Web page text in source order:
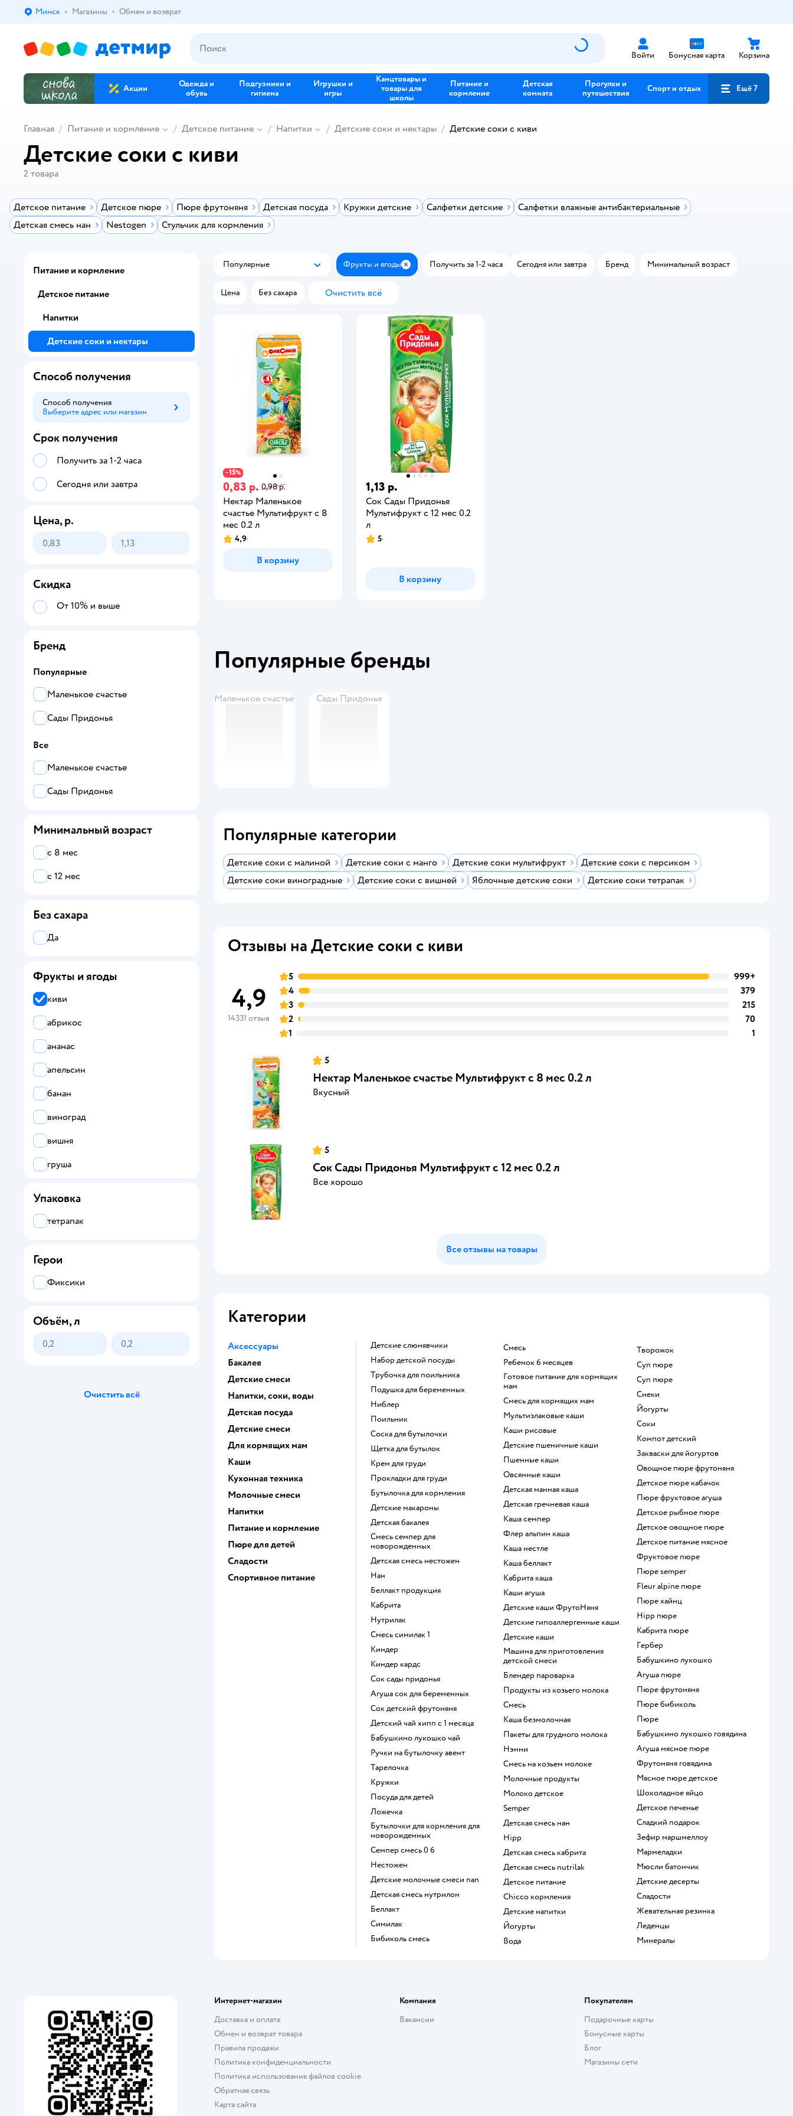
Выбор адреса доставки.
Минск Магазины Обмен и возврат
Войти Бонусная карта Корзина
Акции
Одежда и
обувь
Подгузники и
гигиена
Игрушки и
игры
Канцтовары и
товары для
школы
Питание и
кормление
Детская
комната
Прогулки и
путешествия
Спорт и отдых Ещё 7
Главная Питание и кормление Детское питание Напитки Детские соки и нектары Детские соки с киви
Детские соки с киви
2 товара
Детское питание Детское пюре Пюре фрутоняня Детская посуда Кружки детские Салфетки детские
Салфетки влажные антибактериальные
Детская смесь нан
Nestogen Стульчик для кормления
Популярные
Популярные Фрукты и ягоды ЗакрытьПолучить за 1-2 часа Сегодня или завтра Бренд Минимальный возраст
Цена Без сахара Очистить всё
−15%
0,83 р. 0,98 р.
Нектар Маленькое
счастье Мультифрукт с 8
мес 0.2 л
4,9
В корзину
1,13 р.
Сок Сады Придонья
Мультифрукт с 12 мес 0.2
л
5
В корзину
Популярные бренды
Маленькое счастье Сады Придонья
Популярные категории
Детские соки с малиной Детские соки с манго Детские соки мультифрукт
Детские соки с персиком
Детские соки виноградные
Детские соки с вишней Яблочные детские соки Детские соки тетрапак
Отзывы на Детские соки с киви
4,9
14331 отзыв
5
999+
4
379
3
215
2
70
1
1
5
Нектар Маленькое счастье Мультифрукт с 8 мес 0.2 л
Вкусный
5
Сок Сады Придонья Мультифрукт с 12 мес 0.2 л
Все хорошо
Все отзывы на товары
Категории
Аксессуары
Бакалея
Детские смеси
Напитки, соки, воды
Детская посуда
Детские смеси
Для кормящих мам
Каши
Кухонная техника
Молочные смеси
Напитки
Питание и кормление
Пюре для детей
Сладости
Спортивное питание
Детские слюнявчики
набор детской посуды
трубочка для поильника
подушка для беременных
ниблер
поильник
соска для бутылочки
щетка для бутылок
крем для груди
прокладки для груди
бутылочка для кормления
детские макароны
детская бакалея
смесь семпер для
новорожденных
детская смесь нестожен
нан
беллакт продукция
кабрита
нутрилак
смесь симилак 1
киндер
киндер кардс
сок сады придонья
агуша сок для беременных
сок детский фрутоняня
детский чай хипп с 1 месяца
бабушкино лукошко чай
ручки на бутылочку авент
тарелочка
кружки
посуда для детей
ложечка
бутылочки для кормления для
новорожденных
семпер смесь 0 6
нестожен
Детские молочные смеси nan
детская смесь нутрилон
беллакт
симилак
бибиколь смесь
смесь
ребенок 6 месяцев
готовое питание для кормящих
мам
смесь для кормящих мам
Мультизлаковые каши
Каши рисовые
Детские пшеничные каши
Пшенные каши
овсянные каши
детская манная каша
детская гречневая каша
каша семпер
флер альпин каша
каша нестле
каша беллакт
кабрита каша
каши агуша
Детские каши ФрутоНяня
Детские гипоаллергенные каши
детские каши
машина для приготовления
детской смеси
блендер пароварка
продукты из козьего молока
смесь
каша безмолочная
пакеты для грудного молока
нэнни
смесь на козьем молоке
молочные продукты
молоко детское
semper
детская смесь нан
hipp
детская смесь кабрита
детская смесь nutrilak
детское питание
chicco кормления
детские напитки
йогурты
Вода
творожок
суп пюре
суп пюре
Снеки
йогурты
Соки
компот детский
Закваски для йогуртов
овощное пюре фрутоняня
детское пюре кабачок
пюре фруктовое агуша
детское рыбное пюре
детское овощное пюре
детское питание мясное
фруктовое пюре
пюре semper
fleur alpine пюре
пюре хайнц
hipp пюре
кабрита пюре
гербер
бабушкино лукошко
агуша пюре
пюре фрутоняня
пюре бибиколь
пюре
бабушкино лукошко говядина
агуша мясное пюре
фрутоняня говядина
мясное пюре детское
шоколадное яйцо
детское печенье
сладкий подарок
зефир маршмеллоу
мармеладки
мюсли батончик
детские десерты
сладости
жевательная резинка
леденцы
Минералы
Питание и кормление
Детское питание
Напитки
Детские соки и нектары
Способ получения
Способ получения
Выберите адрес или магазин
Способ получения
Срок получения
Получить за 1-2 часа
Сегодня или завтра
Цена, р.
Скидка
От 10% и выше
Бренд
Популярные
Маленькое счастье
Сады Придонья
Все
Маленькое счастье
Сады Придонья
Минимальный возраст
с 8 мес
с 12 мес
Без сахара
Да
Фрукты и ягоды
киви
абрикос
ананас
апельсин
банан
виноград
вишня
груша
мультифрукт
персик
Упаковка
тетрапак
Герои
Фиксики
Объём, л
Очистить всё
Интернет-магазин
Доставка и оплата
Обмен и возврат товара
Правила продажи
Политика конфиденциальности
Политика использования файлов cookie
Обратная связь
Карта сайта
Компания
Вакансии
Покупателям
Подарочные карты
Бонусные карты
Блог
Магазины сети